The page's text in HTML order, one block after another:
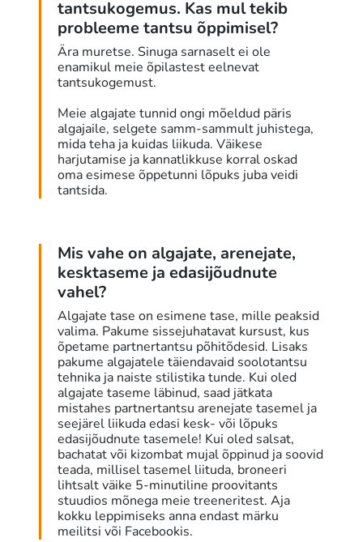
tantsukogemus. Kas mul tekib
probleeme tantsu õppimisel?
Ära muretse. Sinuga sarnaselt ei ole
enamikul meie õpilastest eelnevat
tantsukogemust.
Meie algajate tunnid ongi mõeldud päris
algajaile, selgete samm-sammult juhistega,
mida teha ja kuidas liikuda. Väikese
harjutamise ja kannatlikkuse korral oskad
oma esimese õppetunni lõpuks juba veidi
tantsida.
Mis vahe on algajate, arenejate,
kesktaseme ja edasijõudnute
vahel?
Algajate tase on esimene tase, mille peaksid
valima. Pakume sissejuhatavat kursust, kus
õpetame partnertantsu põhitõdesid. Lisaks
pakume algajatele täiendavaid soolotantsu
tehnika ja naiste stilistika tunde. Kui oled
algajate taseme läbinud, saad jätkata
mistahes partnertantsu arenejate tasemel ja
seejärel liikuda edasi kesk- või lõpuks
edasijõudnute tasemele! Kui oled salsat,
bachatat või kizombat mujal õppinud ja soovid
teada, millisel tasemel liituda, broneeri
lihtsalt väike 5-minutiline proovitants
stuudios mõnega meie treeneritest. Aja
kokku leppimiseks anna endast märku
meilitsi või Facebookis.